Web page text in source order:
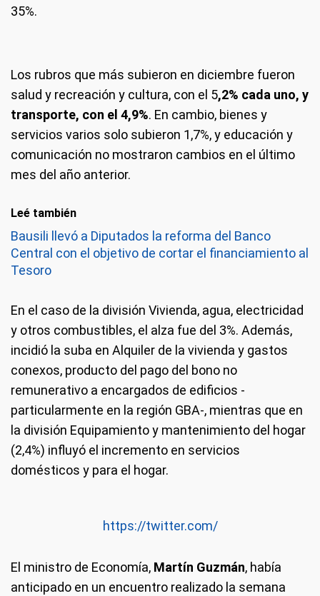
35%.
Los rubros que más subieron en diciembre fueron
salud y recreación y cultura, con el 5,2% cada uno, y
transporte, con el 4,9%. En cambio, bienes y
servicios varios solo subieron 1,7%, y educación y
comunicación no mostraron cambios en el último
mes del año anterior.
Leé también
Bausili llevó a Diputados la reforma del Banco
Central con el objetivo de cortar el financiamiento al
Tesoro
En el caso de la división Vivienda, agua, electricidad
y otros combustibles, el alza fue del 3%. Además,
incidió la suba en Alquiler de la vivienda y gastos
conexos, producto del pago del bono no
remunerativo a encargados de edificios -
particularmente en la región GBA-, mientras que en
la división Equipamiento y mantenimiento del hogar
(2,4%) influyó el incremento en servicios
domésticos y para el hogar.
https://twitter.com/
El ministro de Economía, Martín Guzmán, había
anticipado en un encuentro realizado la semana